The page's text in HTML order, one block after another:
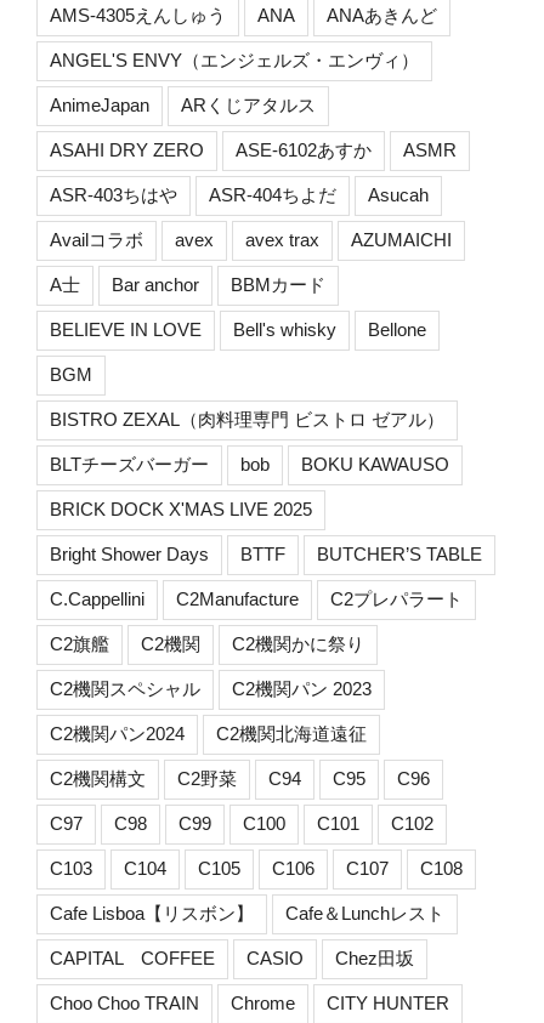
AMS-4305えんしゅう ANA ANAあきんど
ANGEL'S ENVY（エンジェルズ・エンヴィ）
AnimeJapan ARくじアタルス
ASAHI DRY ZERO ASE-6102あすか ASMR
ASR-403ちはや ASR-404ちよだ Asucah
Availコラボ avex avex trax AZUMAICHI
A士 Bar anchor BBMカード
BELIEVE IN LOVE Bell's whisky Bellone
BGM
BISTRO ZEXAL（肉料理専門 ビストロ ゼアル）
BLTチーズバーガー bob BOKU KAWAUSO
BRICK DOCK X'MAS LIVE 2025
Bright Shower Days BTTF BUTCHER’S TABLE
C.Cappellini C2Manufacture C2プレパラート
C2旗艦 C2機関 C2機関かに祭り
C2機関スペシャル C2機関パン 2023
C2機関パン2024 C2機関北海道遠征
C2機関構文 C2野菜 C94 C95 C96
C97 C98 C99 C100 C101 C102
C103 C104 C105 C106 C107 C108
Cafe Lisboa【リスボン】 Cafe＆Lunchレスト
CAPITAL COFFEE CASIO Chez田坂
Choo Choo TRAIN Chrome CITY HUNTER